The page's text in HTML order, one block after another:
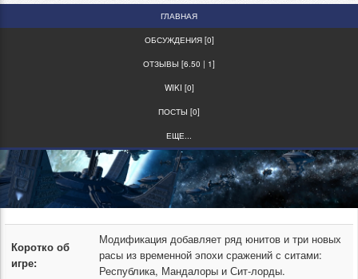
ГЛАВНАЯ
ОБСУЖДЕНИЯ [0]
ОТЗЫВЫ [6.50 | 1]
WIKI [0]
ПОСТЫ [0]
ЕЩЕ...
Коротко об
игре:
Модификация добавляет ряд юнитов и три новых
расы из временной эпохи сражений с ситами:
Республика, Мандалоры и Сит-лорды.